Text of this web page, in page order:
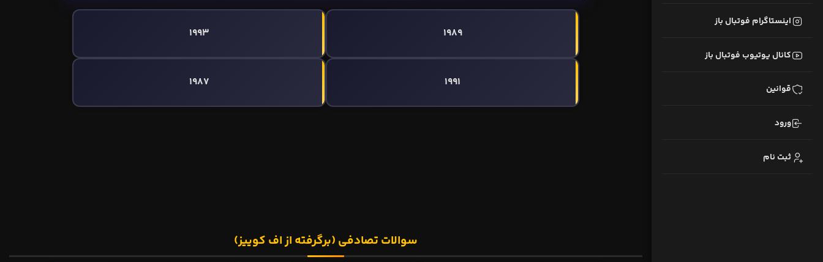
اینستاگرام فوتبال باز
کانال یوتیوب فوتبال باز
قوانین
ورود
ثبت نام
1989
1993
1991
1987
سوالات تصادفی (برگرفته از اف کوییز)